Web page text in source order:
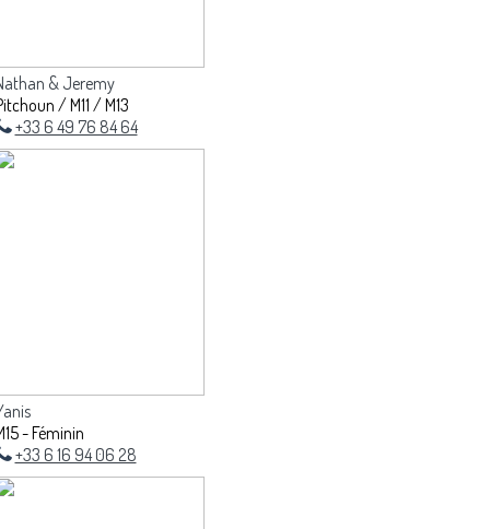
& Jeremy
/ M11 / M13
+33 6 49 76 84 64
- Féminin
+33 6 16 94 06 28